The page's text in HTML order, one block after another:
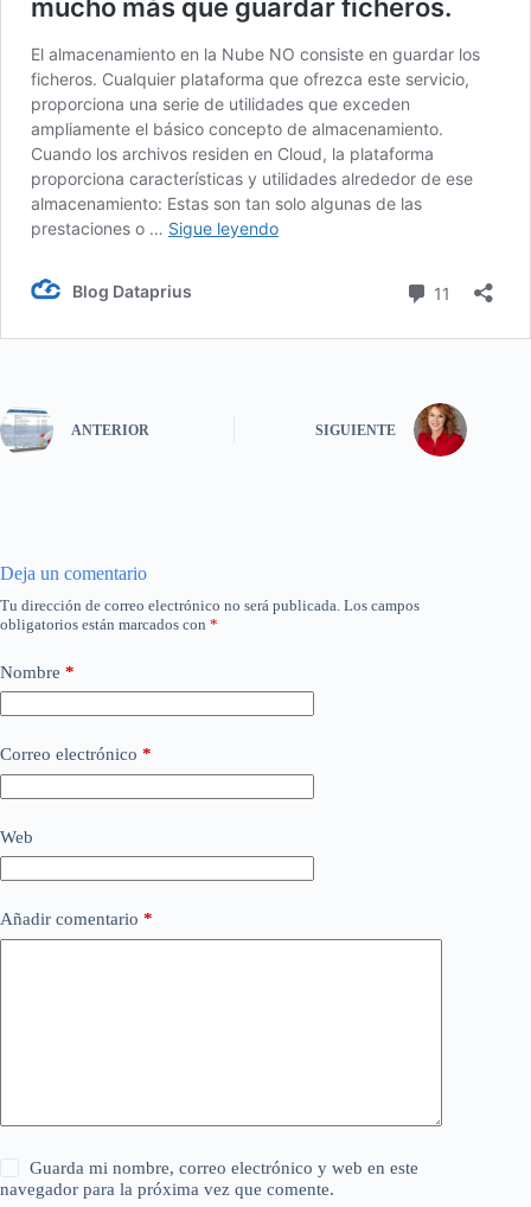
ANTERIOR SIGUIENTE
Deja un comentario
Tu dirección de correo electrónico no será publicada. Los campos
obligatorios están marcados con *
Nombre *
Correo electrónico *
Web
Añadir comentario *
Guarda mi nombre, correo electrónico y web en este
navegador para la próxima vez que comente.